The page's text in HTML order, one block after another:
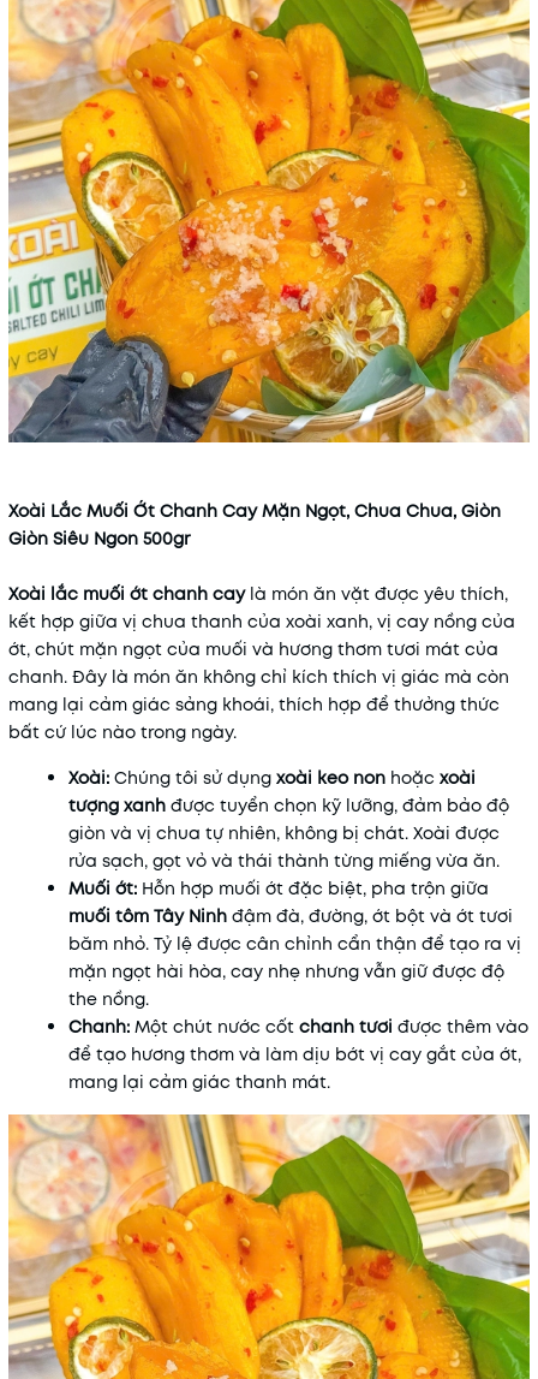
Điều kiện:
Xoài Lắc Muối Ớt Chanh Cay Mặn Ngọt, Chua Chua, Giòn
Giòn Siêu Ngon 500gr
Xoài lắc muối ớt chanh caylà món ăn vặt được yêu thích,
kết hợp giữa vị chua thanh của xoài xanh, vị cay nồng của
ớt, chút mặn ngọt của muối và hương thơm tươi mát của
chanh. Đây là món ăn không chỉ kích thích vị giác mà còn
mang lại cảm giác sảng khoái, thích hợp để thưởng thức
bất cứ lúc nào trong ngày.
Xoài: Chúng tôi sử dụng xoài keo non hoặc xoài
tượng xanh được tuyển chọn kỹ lưỡng, đảm bảo độ
giòn và vị chua tự nhiên, không bị chát. Xoài được
rửa sạch, gọt vỏ và thái thành từng miếng vừa ăn.
Muối ớt: Hỗn hợp muối ớt đặc biệt, pha trộn giữa
muối tôm Tây Ninh đậm đà, đường, ớt bột và ớt tươi
băm nhỏ. Tỷ lệ được cân chỉnh cẩn thận để tạo ra vị
mặn ngọt hài hòa, cay nhẹ nhưng vẫn giữ được độ
the nồng.
Chanh: Một chút nước cốt chanh tươi được thêm vào
để tạo hương thơm và làm dịu bớt vị cay gắt của ớt,
mang lại cảm giác thanh mát.